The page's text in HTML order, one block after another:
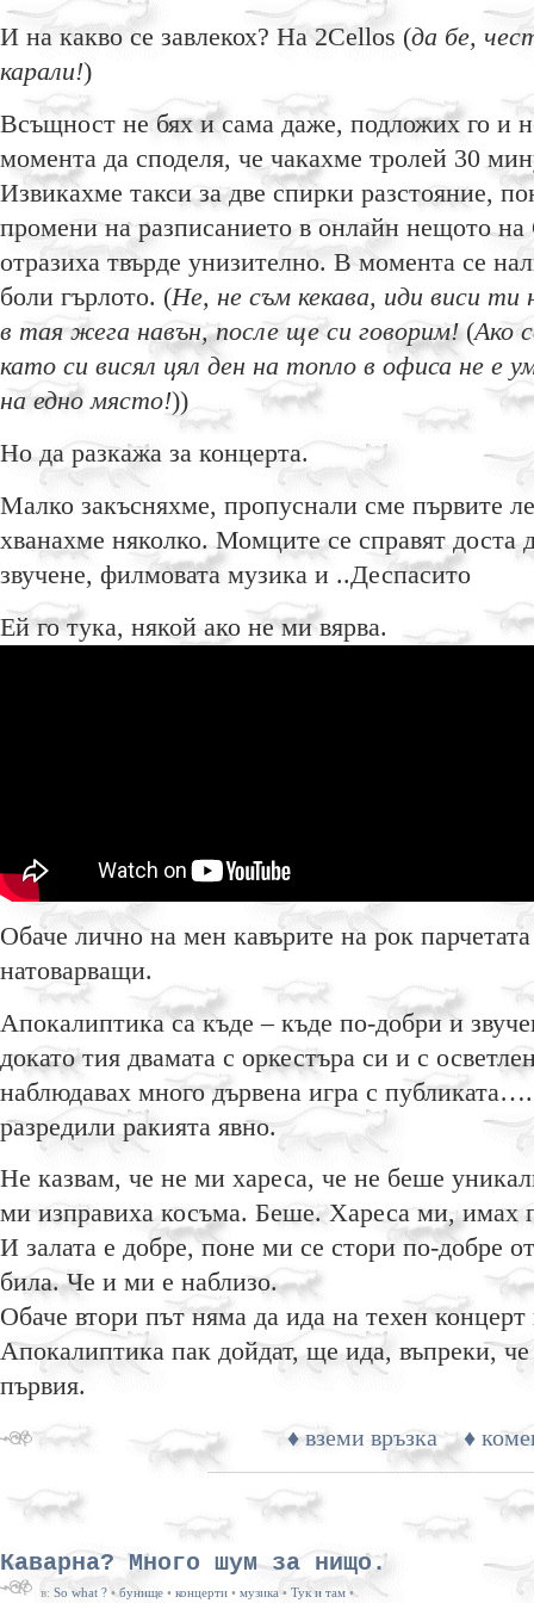
И на какво се завлекох? На 2Cellos (да бе,
карали!)
Всъщност не бях и сама даже, подложих го и
момента да споделя, че чакахме тролей 30
Извикахме такси за две спирки разстояние,
промени на разписанието в онлайн нещото
отразиха твърде унизително. В момента се
боли гърлото. (Не, не съм кекава, иди виси
в тая жега навън, после ще си говорим!(Ако
като си висял цял ден на топло в офиса не е
на едно място!))
Но да разкажа за концерта.
Малко закъсняхме, пропуснали сме първите
хванахме няколко. Момците се справят доста
звучене, филмовата музика и ..Деспасито
Ей го тука, някой ако не ми вярва.
Обаче лично на мен кавърите на рок
натоварващи.
Апокалиптика са къде – къде по-добри и
докато тия двамата с оркестъра си и с
наблюдавах много дървена игра с
разредили ракията явно.
Не казвам, че не ми хареса, че не беше
ми изправиха косъма. Беше. Хареса ми, имах
И залата е добре, поне ми се стори по-добре
била. Че и ми е наблизо.
Обаче втори път няма да ида на техен концерт
Апокалиптика пак дойдат, ще ида, въпреки,
първия.
♦ вземи връзка ♦
Каварна? Много шум за нищо.
в: So what ?• бунище• концерти• музика• Тук и там•